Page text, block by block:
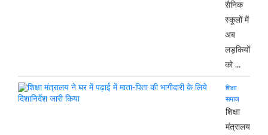
सैनिक
स्कूलों में
अब
लड़कियों
को ...
शिक्षा
समाज
शिक्षा
मंत्रालय